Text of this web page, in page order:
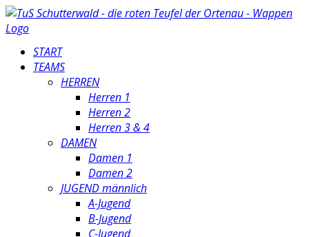
START
TEAMS
HERREN
Herren 1
Herren 2
Herren 3 & 4
DAMEN
Damen 1
Damen 2
JUGEND männlich
A-Jugend
B-Jugend
C-Jugend